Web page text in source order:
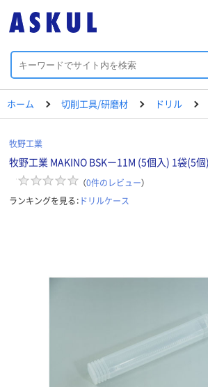
ホーム 切削工具/研磨材 ドリル
牧野工業
牧野工業 MAKINO BSKー11M (5個入) 1袋(5個)
（0件のレビュー）
ランキングを見る： ドリルケース